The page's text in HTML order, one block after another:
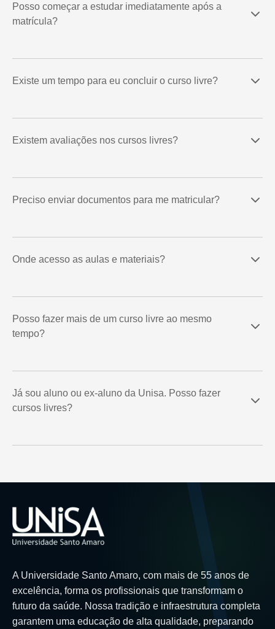
Posso começar a estudar imediatamente após a
matrícula?
Existe um tempo para eu concluir o curso livre?
Existem avaliações nos cursos livres?
Preciso enviar documentos para me matricular?
Onde acesso as aulas e materiais?
Posso fazer mais de um curso livre ao mesmo
tempo?
Já sou aluno ou ex-aluno da Unisa. Posso fazer
cursos livres?
A Universidade Santo Amaro, com mais de 55 anos de
excelência, forma os profissionais que transformam o
futuro da saúde. Nossa tradição e infraestrutura completa
garantem uma educação de alta qualidade, preparando